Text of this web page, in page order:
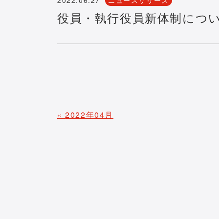
役員・執行役員新体制につ
«2022年04月